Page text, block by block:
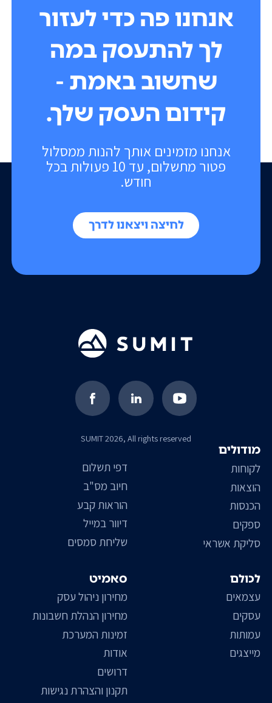
אנחנו מזמינים אותך להנות ממסלול
פטור מתשלום, עד 10 פעולות בכל
חודש.
לחיצה ויצאנו לדרך
אנחנו פה כדי לעזור
לך להתעסק במה
שחשוב באמת -
קידום העסק שלך.
SUMIT 2026, All rights reserved
סאמיט
מחירון ניהול עסק
מחירון הנהלת חשבונות
זמינות המערכת
אודות
דרושים
תקנון והצהרת נגישות
דפי תשלום
חיוב מס"ב
הוראות קבע
דיוור במייל
שליחת סמסים
מודולים
לקוחות
הוצאות
הכנסות
ספקים
סליקת אשראי
לכולם
עצמאים
עסקים
עמותות
מייצגים